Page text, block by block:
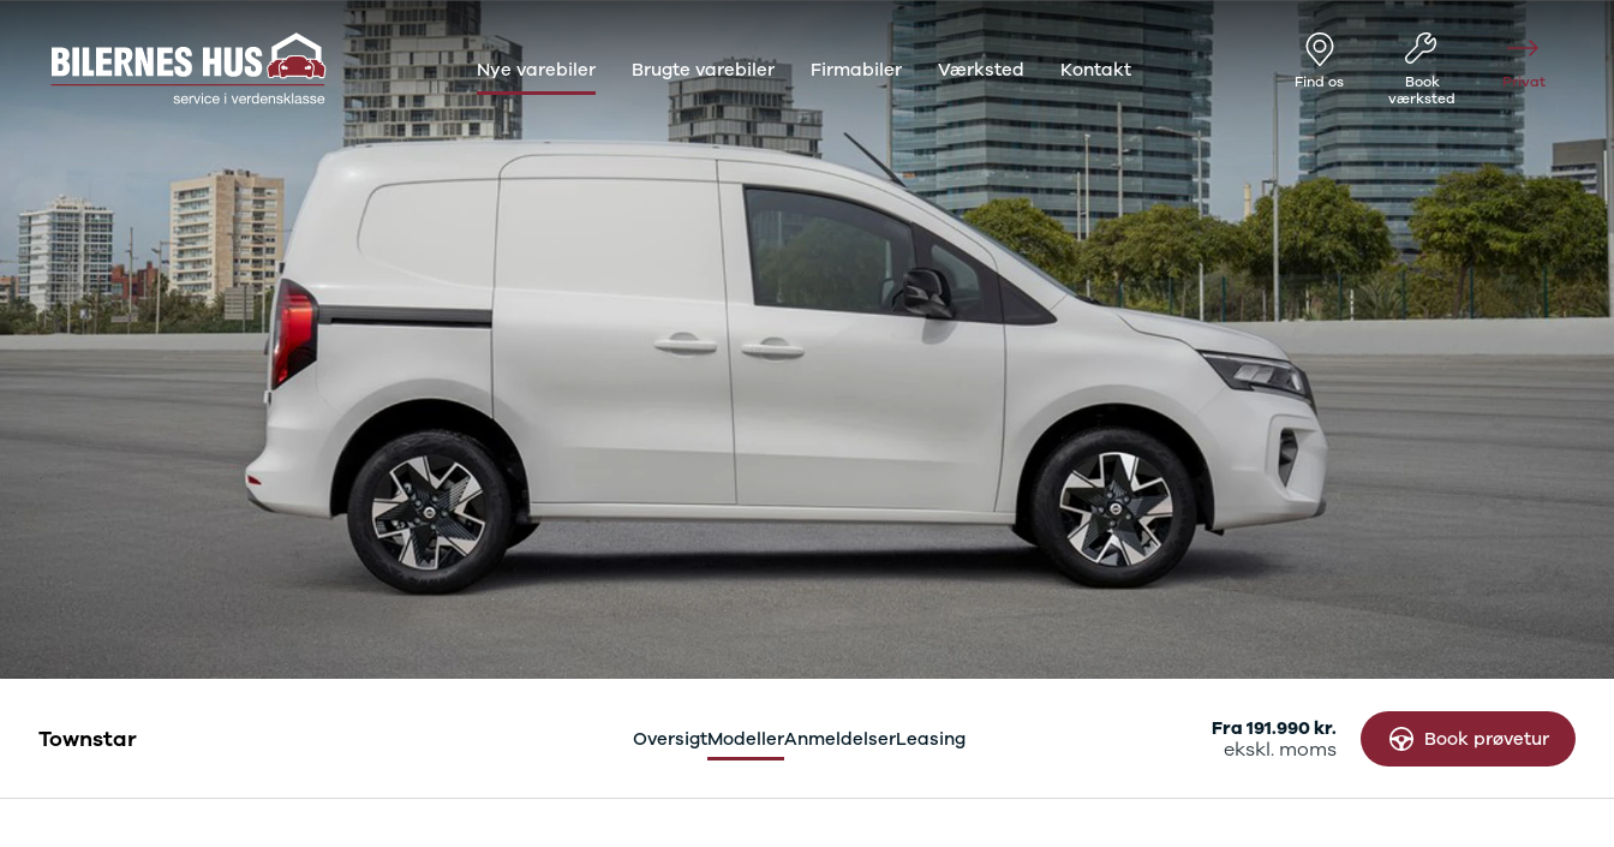
Nye
Anmeldelser
Leasing
Primastar
Modeller
Anmeldelser
Leasing
Interstar
Modeller
Brugte
varebiler
Firmabiler VærkstedKontaktNye varebiler Brugte varebiler Firmabiler Værksted Kontakt Find os
Book
værksted
Privat
Townstar OversigtModellerAnmeldelserLeasing Fra 191.990 kr.
ekskl. moms Book prøvetur